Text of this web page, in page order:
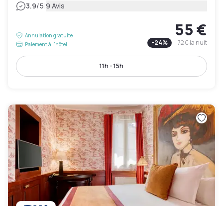
3.9/5|9 Avis
Annulation gratuite
Paiement à l'hôtel
55 €
-24% 72 €la nuit
11h - 15h